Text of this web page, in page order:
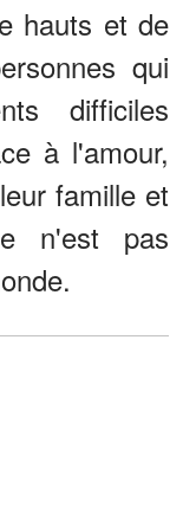
hauts et de
qui
difficiles
à l'amour,
famille et
n'est pas